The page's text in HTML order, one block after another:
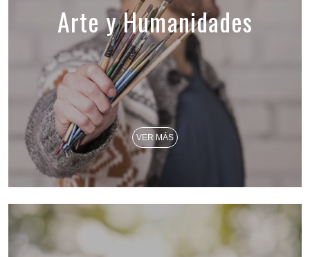
Arte y Humanidades
VER MÁS